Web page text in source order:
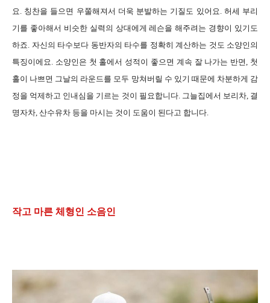
요. 칭찬을 들으면 우쭐해져서 더욱 분발하는 기질도 있어요. 허세 부리
기를 좋아해서 비슷한 실력의 상대에게 레슨을 해주려는 경향이 있기도
하죠. 자신의 타수보다 동반자의 타수를 정확히 계산하는 것도 소양인의
특징이에요. 소양인은 첫 홀에서 성적이 좋으면 계속 잘 나가는 반면, 첫
홀이 나쁘면 그날의 라운드를 모두 망쳐버릴 수 있기 때문에 차분하게 감
정을 억제하고 인내심을 기르는 것이 필요합니다. 그늘집에서 보리차, 결
명자차, 산수유차 등을 마시는 것이 도움이 된다고 합니다.
작고 마른 체형인 소음인